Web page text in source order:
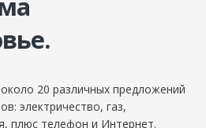
20 различных предложений
электричество, газ,
плюс телефон и Интернет.